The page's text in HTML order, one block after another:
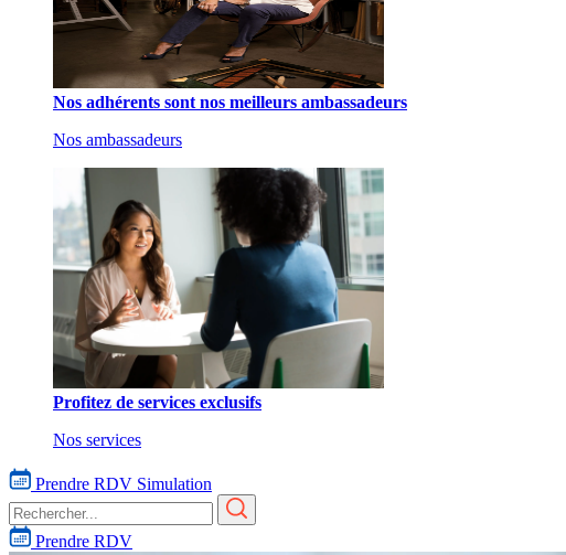
Nos adhérents sont nos meilleurs ambassadeurs
Nos ambassadeurs
Profitez de services exclusifs
Nos services
Prendre RDV Simulation
Prendre RDV